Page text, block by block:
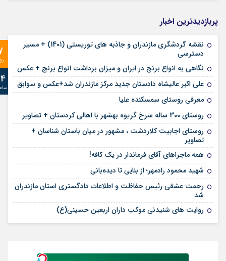
پربازدیدترین اخبار
نقشه گردشگری مازندران و جاذبه های توریستی (1401) + مسیر
دسترسی
نگاهی به انواع برنج در ایران و میزان برداشت انواع برنج + عکس
علی‌ اکبر عالیشاه دادستان جدید مرکز مازندران شد+عکس و سوابق
معرفی روستای سمسکنده علیا
روستای 300 ساله سرخ ‌گریوه بهشهر با اهالی کردستان + تصاویر
روستای اجابیت کلاردشت ، مشهور در میان باستان شناسان +
تصاویر
همه ماجراهای آقای فرماندار در یک کافه!
شهید محمود رادمهر؛ از بنایی تا دیده‌بانی
رحمت عشقی رئیس حفاظت و اطلاعات دادگستری استان مازندران
شد
روایت های شنیدنی موکب داران اربعین حسینی(ع)